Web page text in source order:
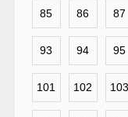
85 86 87
93 94 95
101 102 103